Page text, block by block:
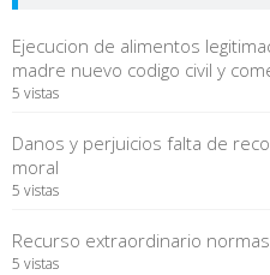
Ejecucion de alimentos
madre nuevo codigo civil y
5 vistas
Danos y perjuicios falta de
moral
5 vistas
Recurso extraordinario
5 vistas